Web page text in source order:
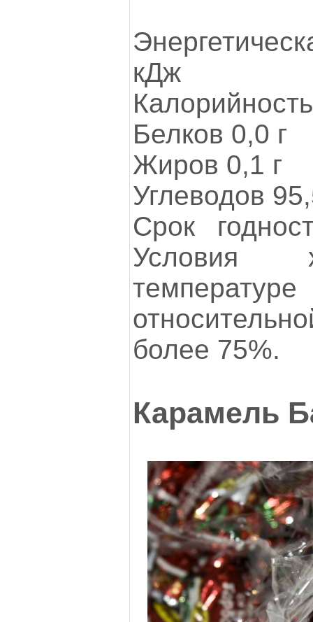
кДж
Белков 0,0 г
Жиров 0,1 г
Углеводов
Срок
Условия
более 75%.
Карамель